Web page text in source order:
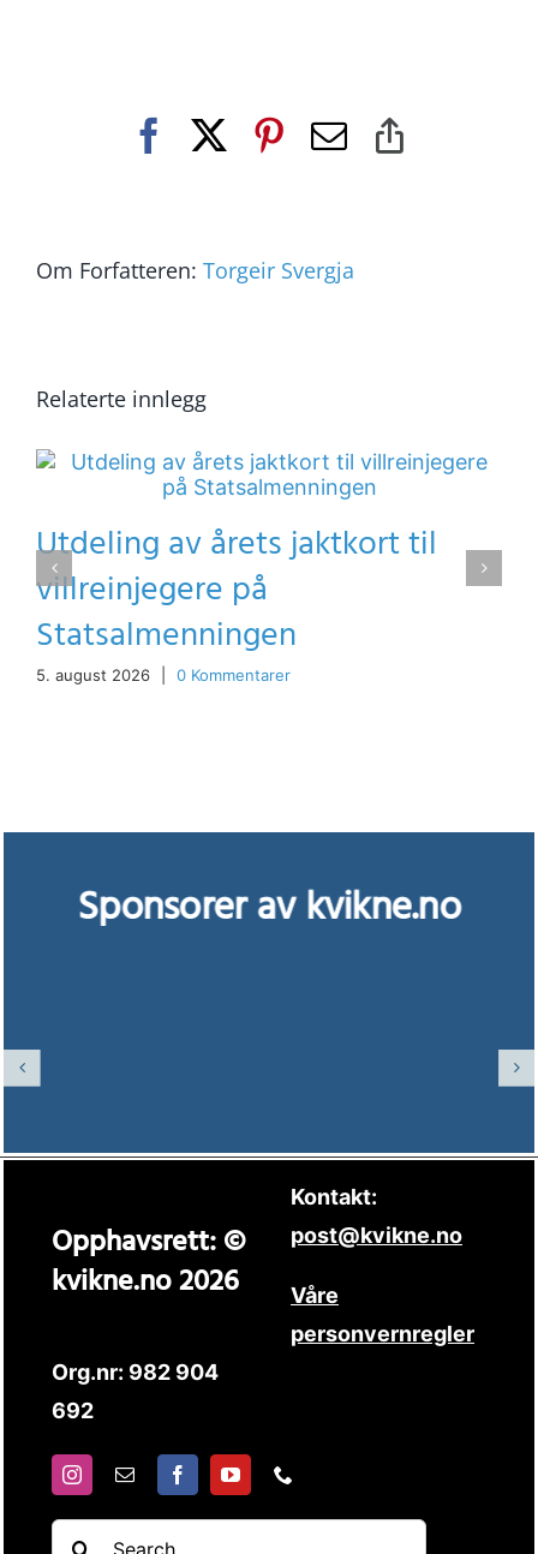
Facebook Pinterest
E-
Om Forfatteren: Torgeir Svergja
Relaterte innlegg
Utdeling av årets jaktkort til
villreinjegere på
Statsalmenningen
5. august 2026 0 Kommentarer
Sponsorer av kvikne.no
Opphavsrett: ©
kvikne.no 2026
Org.nr: 982 904
692
Kontakt:
post@kvikne.no
Våre
personvernregler
Søk